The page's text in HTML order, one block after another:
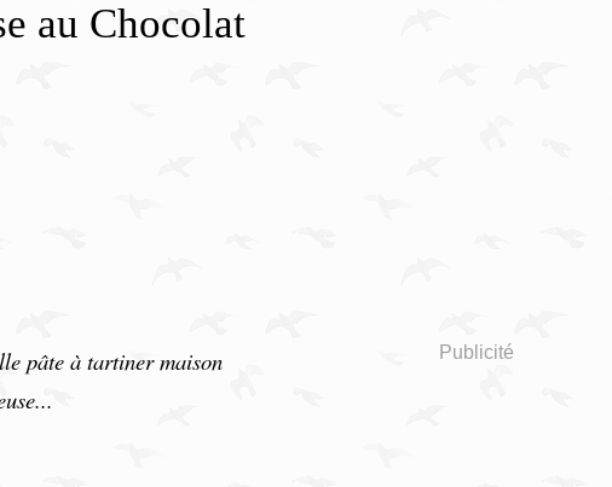
au Chocolat
pâte à tartiner maison
Publicité